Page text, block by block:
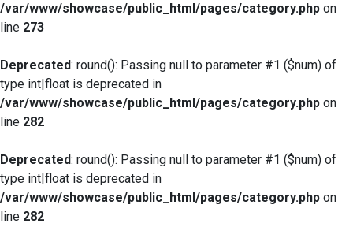
/var/www/showcase/public_html/pages/category.php on
line 273
Deprecated: round(): Passing null to parameter #1 ($num) of
type int|float is deprecated in
/var/www/showcase/public_html/pages/category.php on
line 282
Deprecated: round(): Passing null to parameter #1 ($num) of
type int|float is deprecated in
/var/www/showcase/public_html/pages/category.php on
line 282